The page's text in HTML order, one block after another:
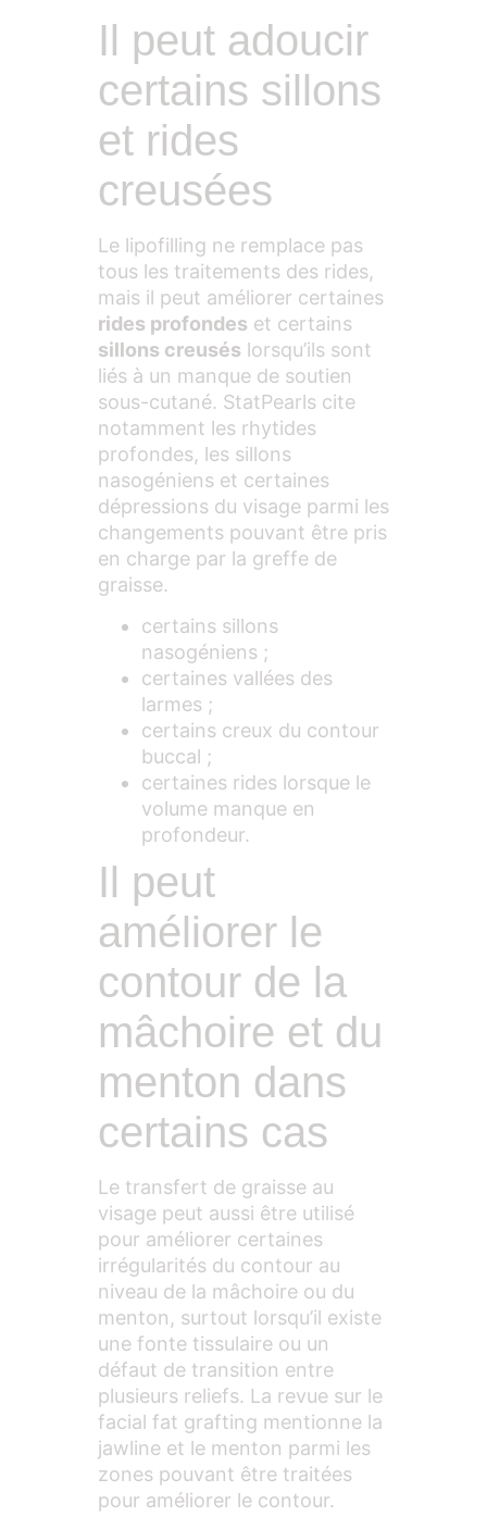
Il peut adoucir
certains sillons
et rides
creusées
Le lipofilling ne remplace pas
tous les traitements des rides,
mais il peut améliorer certaines
rides profondes et certains
sillons creusés lorsqu’ils sont
liés à un manque de soutien
sous-cutané. StatPearls cite
notamment les rhytides
profondes, les sillons
nasogéniens et certaines
dépressions du visage parmi les
changements pouvant être pris
en charge par la greffe de
graisse.
certains sillons
nasogéniens ;
certaines vallées des
larmes ;
certains creux du contour
buccal ;
certaines rides lorsque le
volume manque en
profondeur.
Il peut
améliorer le
contour de la
mâchoire et du
menton dans
certains cas
Le transfert de graisse au
visage peut aussi être utilisé
pour améliorer certaines
irrégularités du contour au
niveau de la mâchoire ou du
menton, surtout lorsqu’il existe
une fonte tissulaire ou un
défaut de transition entre
plusieurs reliefs. La revue sur le
facial fat grafting mentionne la
jawline et le menton parmi les
zones pouvant être traitées
pour améliorer le contour.